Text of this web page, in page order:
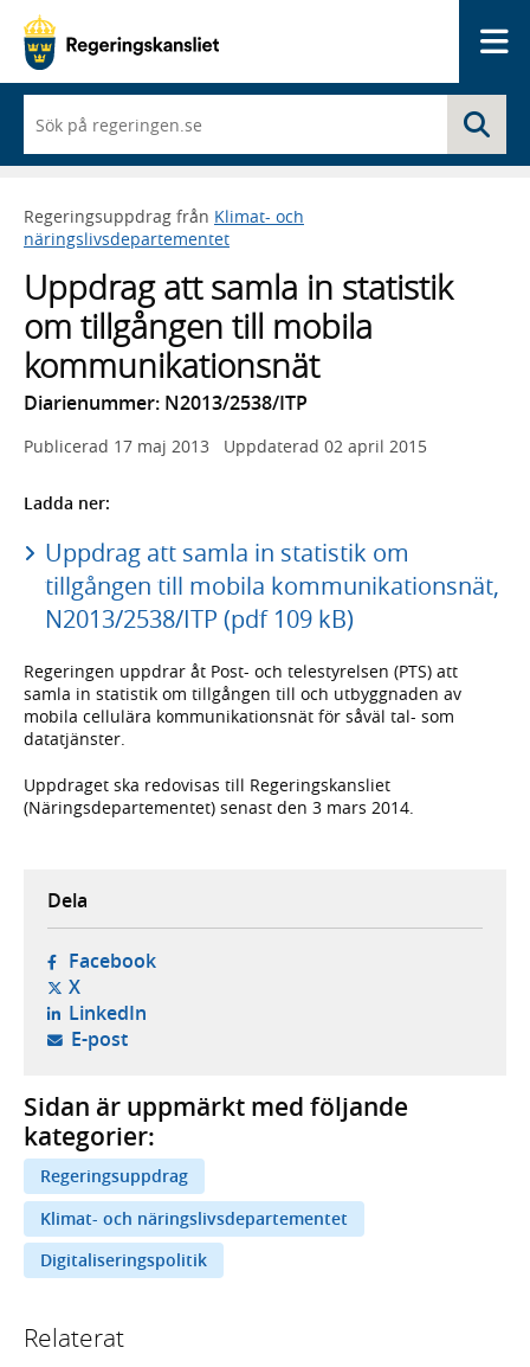
du
börjar
skriva
framträder
en
med
sökförslag
Regeringsuppdrag från Klimat- och
näringslivsdepartementet
Uppdrag att samla in statistik
om tillgången till mobila
kommunikationsnät
Diarienummer: N2013/2538/ITP
Publicerad 17 maj 2013 Uppdaterad 02 april 2015
Ladda ner:
Uppdrag att samla in statistik om
tillgången till mobila kommunikationsnät,
N2013/2538/ITP (pdf 109 kB)
Regeringen uppdrar åt Post- och telestyrelsen (PTS) att
samla in statistik om tillgången till och utbyggnaden av
mobila cellulära kommunikationsnät för såväl tal- som
datatjänster.
Uppdraget ska redovisas till Regeringskansliet
(Näringsdepartementet) senast den 3 mars 2014.
Dela
Facebook- öppnas i ny flik, extern webbplats,
X- öppnas i ny flik, extern webbplats,
LinkedIn- öppnas i ny flik, extern webbplats,
E-post- öppnar din e-postklient,
Sidan är uppmärkt med följande
kategorier:
Regeringsuppdrag
Klimat- och näringslivsdepartementet
Digitaliseringspolitik
Relaterat